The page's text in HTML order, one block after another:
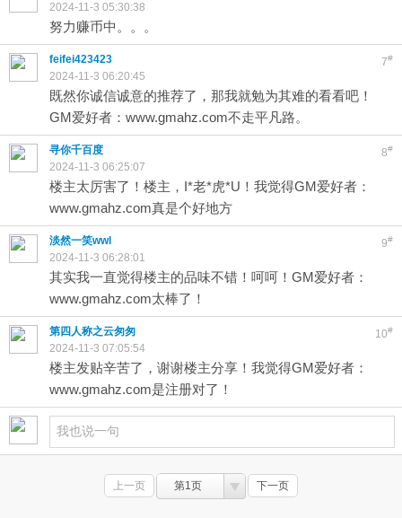
2024-11-3 05:30:38
努力赚币中。。。
7#
feifei423423
2024-11-3 06:20:45
既然你诚信诚意的推荐了，那我就勉为其难的看看吧！
GM爱好者：www.gmahz.com不走平凡路。
8#
寻你千百度
2024-11-3 06:25:07
楼主太厉害了！楼主，I*老*虎*U！我觉得GM爱好者：
www.gmahz.com真是个好地方
9#
淡然一笑wwl
2024-11-3 06:28:01
其实我一直觉得楼主的品味不错！呵呵！GM爱好者：
www.gmahz.com太棒了！
10#
第四人称之云匆匆
2024-11-3 07:05:54
楼主发贴辛苦了，谢谢楼主分享！我觉得GM爱好者：
www.gmahz.com是注册对了！
上一页 第1页 下一页